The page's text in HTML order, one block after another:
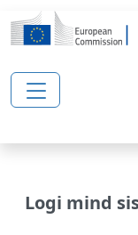
Liigu edasi põhisisu
Primary
Logi mind